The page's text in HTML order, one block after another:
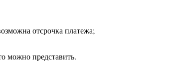
отсрочка платежа;
можно представить.